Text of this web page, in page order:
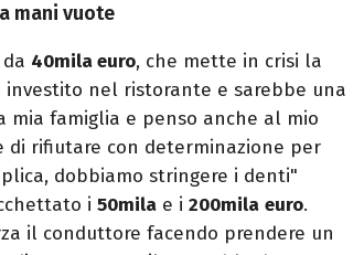
mani vuote
40mila euro, che mette in crisi la
investito nel ristorante e sarebbe una
mia famiglia e penso anche al mio
di rifiutare con determinazione per
dobbiamo stringere i denti"
i 50mila e i 200mila euro.
il conduttore facendo prendere un